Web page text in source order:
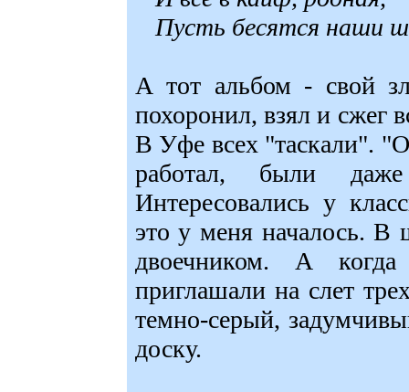
Пусть бесятся наши
А тот альбом - свой
похоронил, взял и сжег
В Уфе всех "таскали".
работал, были
Интересовались у
это у меня началось. В
двоечником. А
приглашали на слет
темно-серый,
доску.